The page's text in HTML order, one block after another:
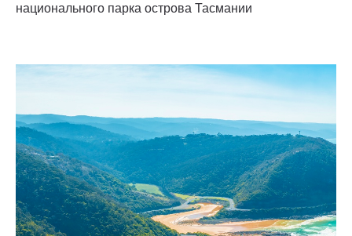
национального парка острова Тасмании